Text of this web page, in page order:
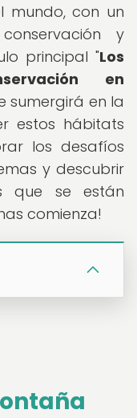
mundo, con un
y
principal "Los
en
sumergirá en la
estos hábitats
los desafíos
y descubrir
que se están
comienza!